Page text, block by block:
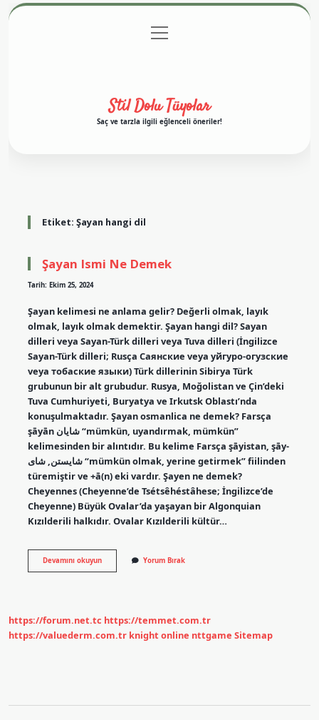
Gizlilik Politikası
menüyü
aç
Stil Dolu Tüyolar
Saç ve tarzla ilgili eğlenceli öneriler!
Etiket: Şayan hangi dil
Şayan Ismi Ne Demek
Tarih: Ekim 25, 2024
Şayan kelimesi ne anlama gelir? Değerli olmak, layık
olmak, layık olmak demektir. Şayan hangi dil? Sayan
dilleri veya Sayan-Türk dilleri veya Tuva dilleri (İngilizce
Sayan-Türk dilleri; Rusça Саянские veya уйгуро-огузские
veya тобаские языки) Türk dillerinin Sibirya Türk
grubunun bir alt grubudur. Rusya, Moğolistan ve Çin’deki
Tuva Cumhuriyeti, Buryatya ve Irkutsk Oblastı’nda
konuşulmaktadır. Şayan osmanlica ne demek? Farsça
şāyān شایان “mümkün, uyandırmak, mümkün”
kelimesinden bir alıntıdır. Bu kelime Farsça şāyistan, şāy-
شایستن, شای “mümkün olmak, yerine getirmek” fiilinden
türemiştir ve +ā(n) eki vardır. Şayen ne demek?
Cheyennes (Cheyenne’de Tsétsêhéstâhese; İngilizce’de
Cheyenne) Büyük Ovalar’da yaşayan bir Algonquian
Kızılderili halkıdır. Ovalar Kızılderili kültür…
Devamını okuyunŞayan
Ismi
Yorum Bırak
https://forum.net.tc https://temmet.com.tr
https://valuederm.com.tr knight online nttgame Sitemap